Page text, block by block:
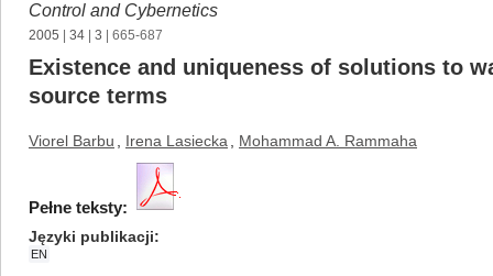
Control and Cybernetics
2005 34 3 | 665-687
Existence and uniqueness of solutions to
source terms
Viorel Barbu Irena Lasiecka Mohammad A. Rammaha
Pełne teksty:
Języki publikacji
EN